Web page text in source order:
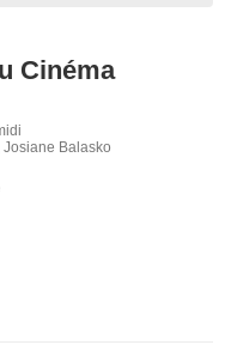
Cinéma
Balasko